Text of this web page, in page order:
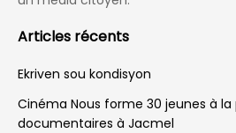
Articles récents
Ekriven sou kondisyon
Cinéma Nous forme 30 jeunes à
documentaires à Jacmel